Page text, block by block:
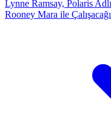
Lynne Ramsay, Polaris
Rooney Mara ile